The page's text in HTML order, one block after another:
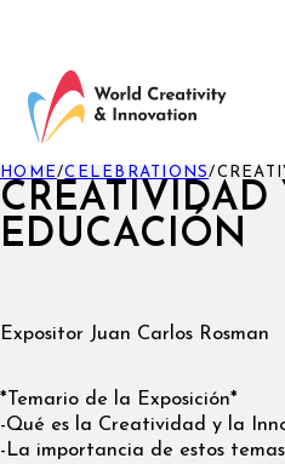
CREATIVIDAD
EDUCACIÓN
HOME/CELEBRATIONS/
Expositor Juan Carlos Rosman
*Temario de la Exposición*
-Qué es la Creatividad y la
-La importancia de estos